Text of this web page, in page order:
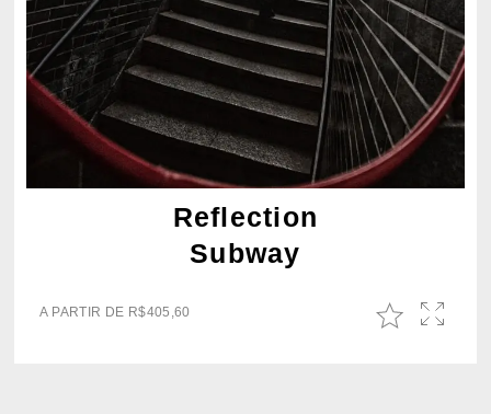
Reflection
Subway
A PARTIR DE R$405,60